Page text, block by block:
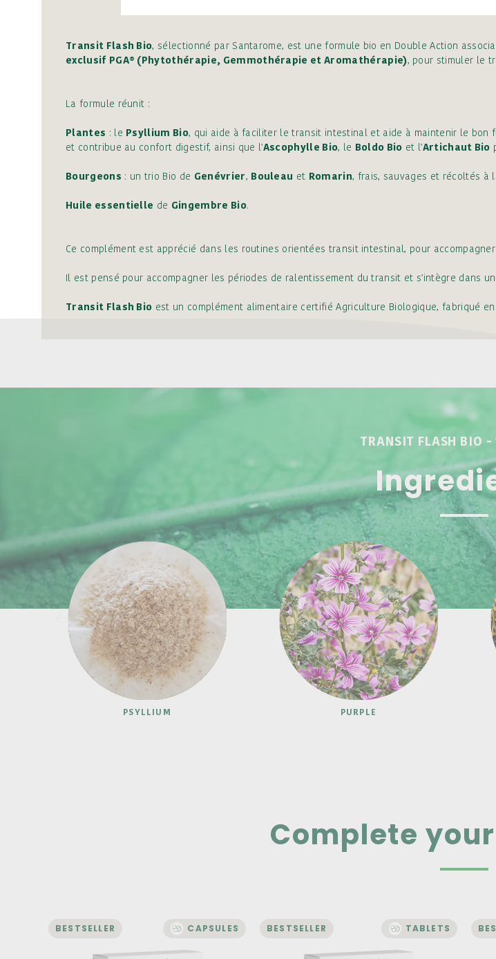
Transit Flash Bio, sélectionné par Santarome, est une formule bio en Double Action
exclusif PGA® (Phytothérapie, Gemmothérapie et Aromathérapie), pour stimuler le
La formule réunit :
Plantes : le Psyllium Bio, qui aide à faciliter le transit intestinal et aide à maintenir le bon
et contribue au confort digestif, ainsi que l'Ascophylle Bio, le Boldo Bio et l'Artichaut Bio
Bourgeons : un trio Bio de Genévrier, Bouleau et Romarin, frais, sauvages et récoltés à
Huile essentielle de Gingembre Bio.
Ce complément est apprécié dans les routines orientées transit intestinal, pour
Il est pensé pour accompagner les périodes de ralentissement du transit et s'intègre dans
Transit Flash Bio est un complément alimentaire certifié Agriculture Biologique, fabriqué en
TRANSIT FLASH BIO -
PSYLLIUM PURPLE
Complete
BESTSELLER CAPSULES BESTSELLER TABLETS